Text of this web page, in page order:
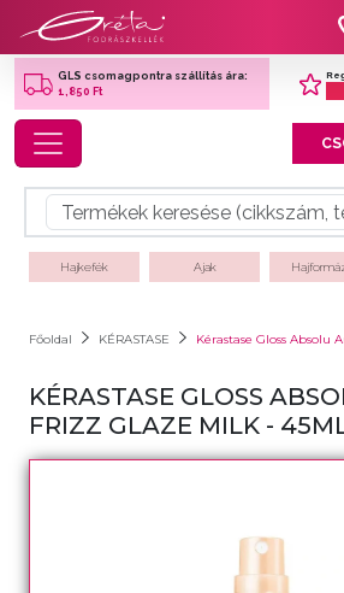
GLS csomagpontra szállítás ára:
1,850 Ft
Toggle navigation
Hajkefék Ajak
Főoldal KÉRASTASE Kérastase Gloss Absolu
KÉRASTASE GLOSS
FRIZZ GLAZE MILK -